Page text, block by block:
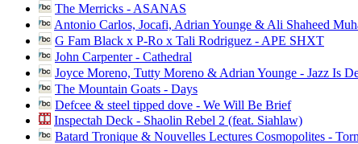
The Merricks - ASANAS
Antonio Carlos, Jocafi, Adrian Younge & Ali Shaheed
G Fam Black x P-Ro x Tali Rodriguez - APE SHXT
John Carpenter - Cathedral
Joyce Moreno, Tutty Moreno & Adrian Younge - Jazz Is
The Mountain Goats - Days
Defcee & steel tipped dove - We Will Be Brief
Inspectah Deck - Shaolin Rebel 2 (feat. Siahlaw)
Batard Tronique & Nouvelles Lectures Cosmopolites -